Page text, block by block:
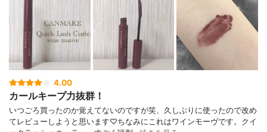
4.00
カールキープ力抜群！
いつごろ買ったのか覚えてないのですが笑、久しぶりに使ったので改め
てレビューしようと思います♡ちなみにこれはワインモーヴです。クイ